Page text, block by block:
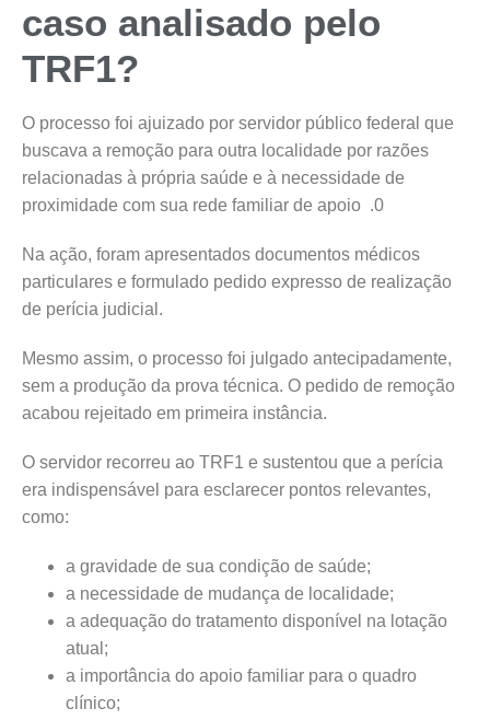
caso analisado pelo
TRF1?
O processo foi ajuizado por servidor público federal que
buscava a remoção para outra localidade por razões
relacionadas à própria saúde e à necessidade de
proximidade com sua rede familiar de apoio .0
Na ação, foram apresentados documentos médicos
particulares e formulado pedido expresso de realização
de perícia judicial.
Mesmo assim, o processo foi julgado antecipadamente,
sem a produção da prova técnica. O pedido de remoção
acabou rejeitado em primeira instância.
O servidor recorreu ao TRF1 e sustentou que a perícia
era indispensável para esclarecer pontos relevantes,
como:
a gravidade de sua condição de saúde;
a necessidade de mudança de localidade;
a adequação do tratamento disponível na lotação
atual;
a importância do apoio familiar para o quadro
clínico;